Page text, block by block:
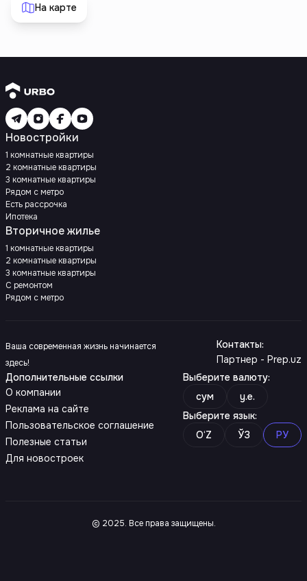
На карте
Новостройки
1 комнатные квартиры
2 комнатные квартиры
3 комнатные квартиры
Рядом с метро
Есть рассрочка
Ипотека
Вторичное жилье
1 комнатные квартиры
2 комнатные квартиры
3 комнатные квартиры
С ремонтом
Рядом с метро
Ваша современная жизнь начинается
здесь!
Контакты:
Партнер - Prep.uz
Дополнительные ссылки
О компании
Реклама на сайте
Пользовательское соглашение
Полезные статьи
Для новостроек
Выберите валюту:
сум
y.e.
Выберите язык:
O‘Z
ЎЗ РУ
© 2025. Все права защищены.